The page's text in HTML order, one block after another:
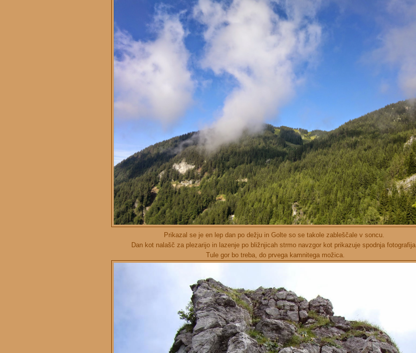
Prikazal se je en lep dan po dežju in Golte so se takole zableščale v soncu.
Dan kot nalašč za plezarijo in lazenje po bližnjicah strmo navzgor kot prikazuje spodnja fotografija.
Tule gor bo treba, do prvega kamnitega možica.